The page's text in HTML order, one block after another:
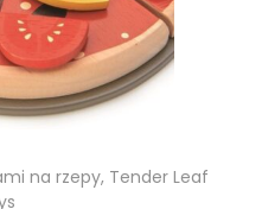
na rzepy, Tender Leaf